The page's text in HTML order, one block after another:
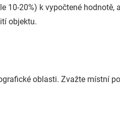
10-20%) k vypočtené
objektu.
oblasti. Zvažte místní